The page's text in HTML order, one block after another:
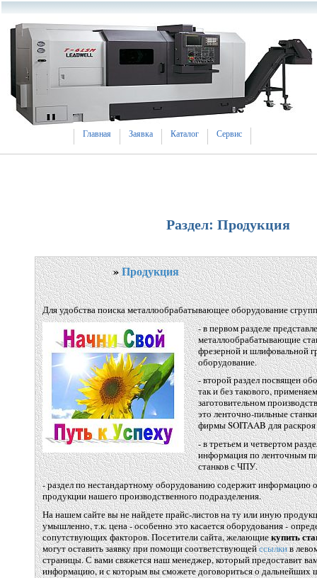
Главная Заявка Каталог Сервис
Раздел: Продукция
»Продукция
Для удобства поиска металлообрабатывающее оборудование
- в первом разделе
металлообрабатывающие
фрезерной и шлифовальной
оборудование.
- второй раздел посвящен
так и без такового,
заготовительном
это ленточно-пильные
фирмы SOITAAB для раскроя
- в третьем и четвертом
информация по ленточным
станков с ЧПУ.
- раздел по нестандартному оборудованию содержит информацию
продукции нашего производственного подразделения.
На нашем сайте вы не найдете прайс-листов на ту или иную
умышленно, т.к. цена - особенно это касается оборудования -
сопутствующих факторов. Посетители сайта, желающиекупить
могут оставить заявку при помощи соответствующейссылкив
страницы. С вами свяжется наш менеджер, который предоставит
информацию, и с которым вы сможете договориться о дальнейших